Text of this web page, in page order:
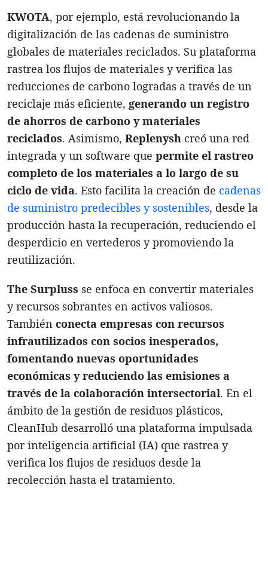
KWOTA, por ejemplo, está revolucionando la
digitalización de las cadenas de suministro
globales de materiales reciclados. Su plataforma
rastrea los flujos de materiales y verifica las
reducciones de carbono logradas a través de un
reciclaje más eficiente, generando un registro
de ahorros de carbono y materiales
reciclados. Asimismo, Replenysh creó una red
integrada y un software que permite el rastreo
completo de los materiales a lo largo de su
ciclo de vida. Esto facilita la creación de cadenas
de suministro predecibles y sostenibles, desde la
producción hasta la recuperación, reduciendo el
desperdicio en vertederos y promoviendo la
reutilización.
The Surpluss se enfoca en convertir materiales
y recursos sobrantes en activos valiosos.
También conecta empresas con recursos
infrautilizados con socios inesperados,
fomentando nuevas oportunidades
económicas y reduciendo las emisiones a
través de la colaboración intersectorial. En el
ámbito de la gestión de residuos plásticos,
CleanHub desarrolló una plataforma impulsada
por inteligencia artificial (IA) que rastrea y
verifica los flujos de residuos desde la
recolección hasta el tratamiento.